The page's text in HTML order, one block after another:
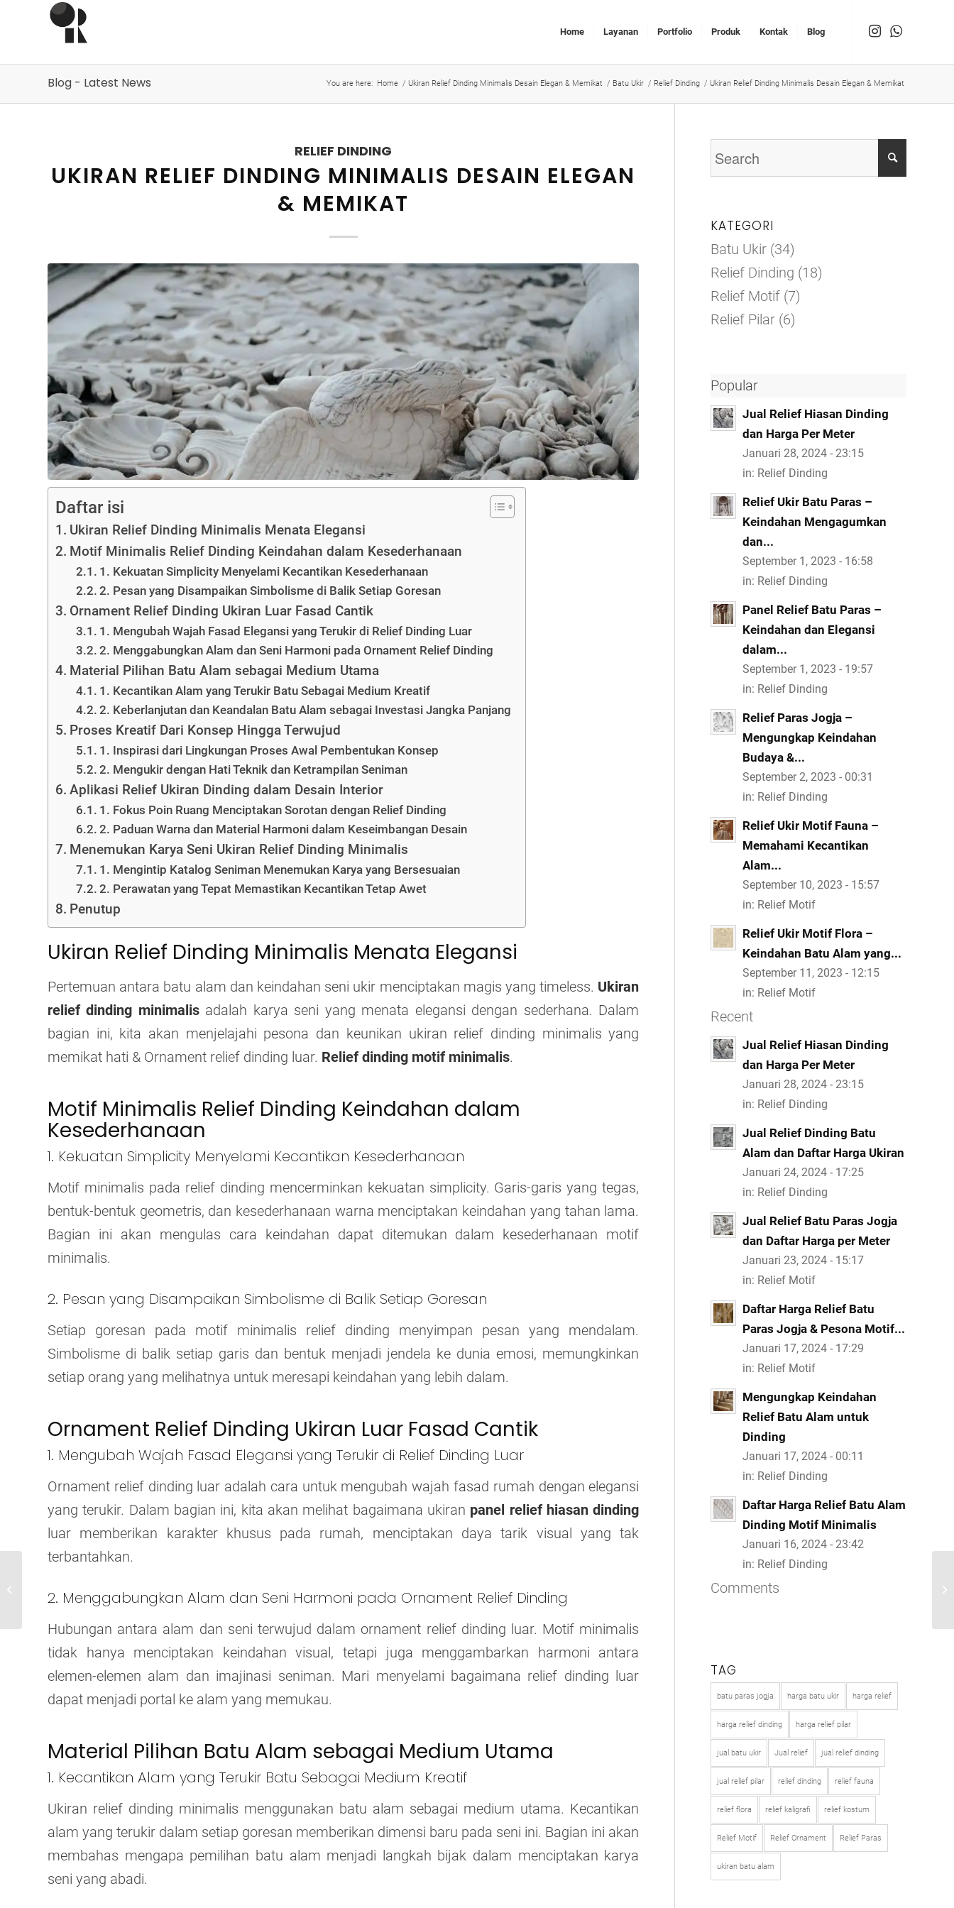
Home Layanan Portfolio Produk Kontak Blog
Blog - Latest News You are here: Home / Ukiran Relief Dinding Minimalis Desain Elegan & Memikat / Batu Ukir / Relief Dinding / Ukiran Relief Dinding Minimalis Desain Elegan & Memikat
RELIEF DINDING
UKIRAN RELIEF DINDING MINIMALIS DESAIN ELEGAN
& MEMIKAT
Daftar isi
Ukiran Relief Dinding Minimalis Menata Elegansi
Motif Minimalis Relief Dinding Keindahan dalam Kesederhanaan
1. Kekuatan Simplicity Menyelami Kecantikan Kesederhanaan
2. Pesan yang Disampaikan Simbolisme di Balik Setiap Goresan
Ornament Relief Dinding Ukiran Luar Fasad Cantik
1. Mengubah Wajah Fasad Elegansi yang Terukir di Relief Dinding Luar
2. Menggabungkan Alam dan Seni Harmoni pada Ornament Relief Dinding
Material Pilihan Batu Alam sebagai Medium Utama
1. Kecantikan Alam yang Terukir Batu Sebagai Medium Kreatif
2. Keberlanjutan dan Keandalan Batu Alam sebagai Investasi Jangka Panjang
Proses Kreatif Dari Konsep Hingga Terwujud
1. Inspirasi dari Lingkungan Proses Awal Pembentukan Konsep
2. Mengukir dengan Hati Teknik dan Ketrampilan Seniman
Aplikasi Relief Ukiran Dinding dalam Desain Interior
1. Fokus Poin Ruang Menciptakan Sorotan dengan Relief Dinding
2. Paduan Warna dan Material Harmoni dalam Keseimbangan Desain
Menemukan Karya Seni Ukiran Relief Dinding Minimalis
1. Mengintip Katalog Seniman Menemukan Karya yang Bersesuaian
2. Perawatan yang Tepat Memastikan Kecantikan Tetap Awet
Penutup
Ukiran Relief Dinding Minimalis Menata Elegansi
Pertemuan antara batu alam dan keindahan seni ukir menciptakan magis yang timeless. Ukiran
relief dinding minimalisadalah karya seni yang menata elegansi dengan sederhana. Dalam
bagian ini, kita akan menjelajahi pesona dan keunikan ukiran relief dinding minimalis yang
memikat hati & Ornament relief dinding luar. Relief dinding motif minimalis.
Motif Minimalis Relief Dinding Keindahan dalam
Kesederhanaan
1. Kekuatan Simplicity Menyelami Kecantikan Kesederhanaan
Motif minimalis pada relief dinding mencerminkan kekuatan simplicity. Garis-garis yang tegas,
bentuk-bentuk geometris, dan kesederhanaan warna menciptakan keindahan yang tahan lama.
Bagian ini akan mengulas cara keindahan dapat ditemukan dalam kesederhanaan motif
minimalis.
2. Pesan yang Disampaikan Simbolisme di Balik Setiap Goresan
Setiap goresan pada motif minimalis relief dinding menyimpan pesan yang mendalam.
Simbolisme di balik setiap garis dan bentuk menjadi jendela ke dunia emosi, memungkinkan
setiap orang yang melihatnya untuk meresapi keindahan yang lebih dalam.
Ornament Relief Dinding Ukiran Luar Fasad Cantik
1. Mengubah Wajah Fasad Elegansi yang Terukir di Relief Dinding Luar
Ornament relief dinding luar adalah cara untuk mengubah wajah fasad rumah dengan elegansi
yang terukir. Dalam bagian ini, kita akan melihat bagaimana ukiran panel relief hiasan dinding
luar memberikan karakter khusus pada rumah, menciptakan daya tarik visual yang tak
terbantahkan.
2. Menggabungkan Alam dan Seni Harmoni pada Ornament Relief Dinding
Hubungan antara alam dan seni terwujud dalam ornament relief dinding luar. Motif minimalis
tidak hanya menciptakan keindahan visual, tetapi juga menggambarkan harmoni antara
elemen-elemen alam dan imajinasi seniman. Mari menyelami bagaimana relief dinding luar
dapat menjadi portal ke alam yang memukau.
Material Pilihan Batu Alam sebagai Medium Utama
1. Kecantikan Alam yang Terukir Batu Sebagai Medium Kreatif
Ukiran relief dinding minimalis menggunakan batu alam sebagai medium utama. Kecantikan
alam yang terukir dalam setiap goresan memberikan dimensi baru pada seni ini. Bagian ini akan
membahas mengapa pemilihan batu alam menjadi langkah bijak dalam menciptakan karya
seni yang abadi.
KATEGORI
Batu Ukir (34)
Relief Dinding (18)
Relief Motif (7)
Relief Pilar (6)
Popular
Jual Relief Hiasan Dinding
dan Harga Per Meter
Januari 28, 2024 - 23:15
in: Relief Dinding
Relief Ukir Batu Paras –
Keindahan Mengagumkan
dan...
September 1, 2023 - 16:58
in: Relief Dinding
Panel Relief Batu Paras –
Keindahan dan Elegansi
dalam...
September 1, 2023 - 19:57
in: Relief Dinding
Relief Paras Jogja –
Mengungkap Keindahan
Budaya &...
September 2, 2023 - 00:31
in: Relief Dinding
Relief Ukir Motif Fauna –
Memahami Kecantikan
Alam...
September 10, 2023 - 15:57
in: Relief Motif
Relief Ukir Motif Flora –
Keindahan Batu Alam yang...
September 11, 2023 - 12:15
in: Relief Motif
Recent
Jual Relief Hiasan Dinding
dan Harga Per Meter
Januari 28, 2024 - 23:15
in: Relief Dinding
Jual Relief Dinding Batu
Alam dan Daftar Harga Ukiran
Januari 24, 2024 - 17:25
in: Relief Dinding
Jual Relief Batu Paras Jogja
dan Daftar Harga per Meter
Januari 23, 2024 - 15:17
in: Relief Motif
Daftar Harga Relief Batu
Paras Jogja & Pesona Motif...
Januari 17, 2024 - 17:29
in: Relief Motif
Mengungkap Keindahan
Relief Batu Alam untuk
Dinding
Januari 17, 2024 - 00:11
in: Relief Dinding
Daftar Harga Relief Batu Alam
Dinding Motif Minimalis
Januari 16, 2024 - 23:42
in: Relief Dinding
Comments
TAG
batu paras jogja harga batu ukir harga relief
harga relief dinding harga relief pilar
jual batu ukir Jual relief jual relief dinding
jual relief pilar relief dinding relief fauna
relief flora relief kaligrafi relief kostum
Relief Motif Relief Ornament Relief Paras
ukiran batu alam
Klasik yang Memikat